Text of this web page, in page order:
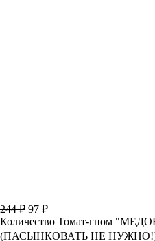
244₽ 97 ₽
Количество Томат-гном
(ПАСЫНКОВАТЬ НЕ